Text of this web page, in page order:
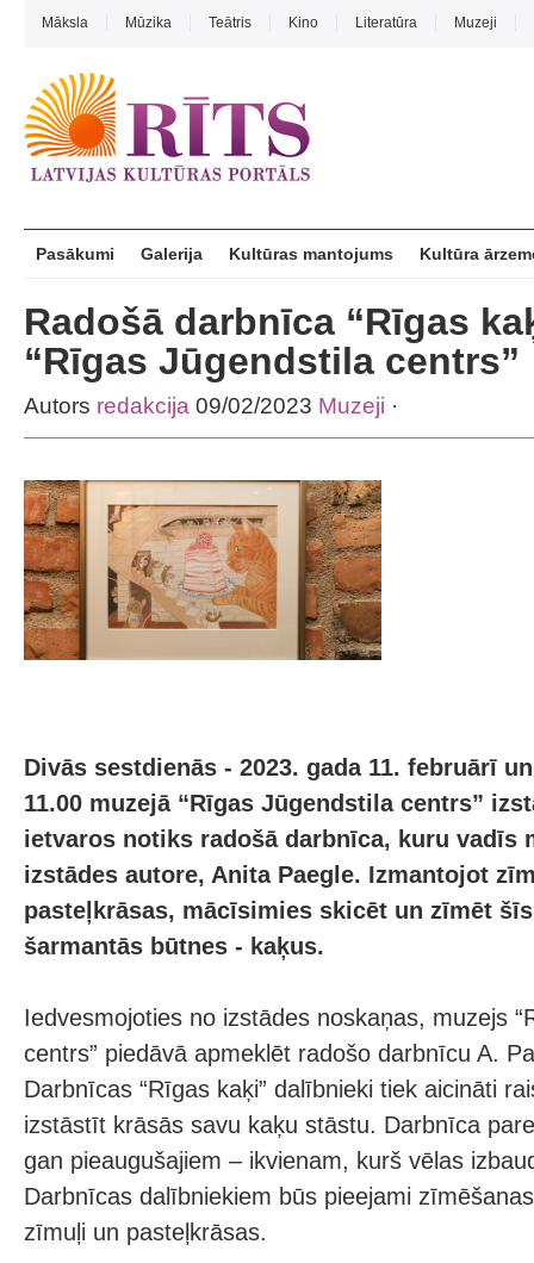
Māksla Mūzika Teātris Kino Literatūra Muzeji
Pasākumi Galerija Kultūras mantojums Kultūra
Radošā darbnīca “Rīgas
“Rīgas Jūgendstila centrs”
Autors redakcija 09/02/2023 Muzeji ·
Divās sestdienās - 2023. gada 11. februārī
11.00 muzejā “Rīgas Jūgendstila centrs”
ietvaros notiks radošā darbnīca, kuru vadīs
izstādes autore, Anita Paegle. Izmantojot
pasteļkrāsas, mācīsimies skicēt un zīmēt
šarmantās būtnes - kaķus.
Iedvesmojoties no izstādes noskaņas, muzejs
centrs” piedāvā apmeklēt radošo darbnīcu A.
Darbnīcas “Rīgas kaķi” dalībnieki tiek aicināti
izstāstīt krāsās savu kaķu stāstu. Darbnīca
gan pieaugušajiem – ikvienam, kurš vēlas
Darbnīcas dalībniekiem būs pieejami
zīmuļi un pasteļkrāsas.